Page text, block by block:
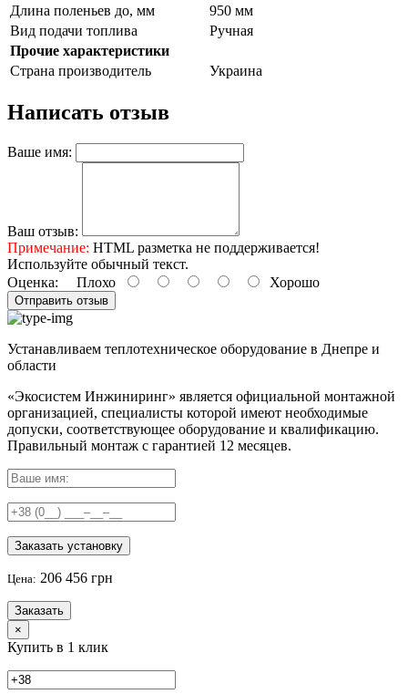
Длина поленьев до, мм
950 мм
Вид подачи топлива
Ручная
Прочие характеристики
Страна производитель
Украина
Написать отзыв
Ваше имя:
Ваш отзыв:
Примечание: HTML разметка не поддерживается!
Используйте обычный текст.
Оценка: Плохо Хорошо
Отправить отзыв
Устанавливаем теплотехническое оборудование в Днепре и
области
«Экосистем Инжиниринг» является официальной монтажной
организацией, специалисты которой имеют необходимые
допуски, соответствующее оборудование и квалификацию.
Правильный монтаж с гарантией 12 месяцев.
Заказать установку
Цена: 206 456 грн
Заказать
×
Купить в 1 клик